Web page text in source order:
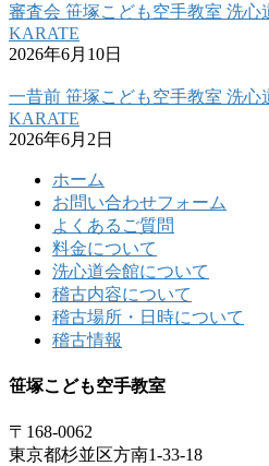
審査会 笹塚こども空手教室 洗心
KARATE
2026年6月10日
一昔前 笹塚こども空手教室 洗心
KARATE
2026年6月2日
ホーム
お問い合わせフォーム
よくあるご質問
料金について
洗心道会館について
稽古内容について
稽古場所・日時について
稽古情報
笹塚こども空手教室
〒168-0062
東京都杉並区方南1-33-18